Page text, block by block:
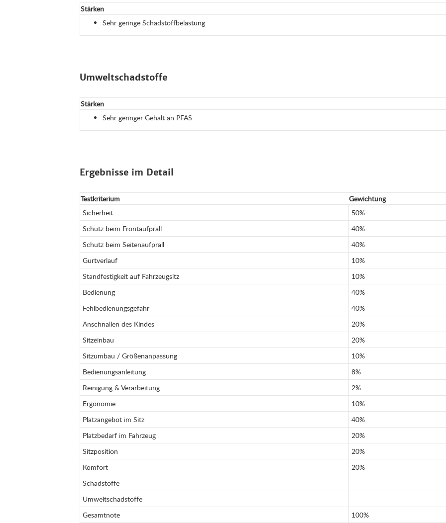
Stärken
Sehr geringe Schadstoffbelastung
Umweltschadstoffe
Stärken
Sehr geringer Gehalt an PFAS
Ergebnisse im Detail
Testkriterium Gewichtung
Sicherheit
50%
Schutz beim Frontaufprall
40%
Schutz beim Seitenaufprall
40%
Gurtverlauf
10%
Standfestigkeit auf Fahrzeugsitz
10%
Bedienung
40%
Fehlbedienungsgefahr
40%
Anschnallen des Kindes
20%
Sitzeinbau
20%
Sitzumbau / Größenanpassung
10%
Bedienungsanleitung
8%
Reinigung & Verarbeitung
2%
Ergonomie
10%
Platzangebot im Sitz
40%
Platzbedarf im Fahrzeug
20%
Sitzposition
20%
Komfort
20%
Schadstoffe
Umweltschadstoffe
Gesamtnote
100%